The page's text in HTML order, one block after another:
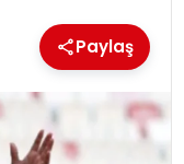
Paylaş